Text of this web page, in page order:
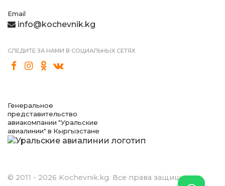
Email
info@kochevnik.kg
СЛЕДИТЕ ЗА НАМИ В СОЦИАЛЬНЫХ СЕТЯХ
Генеральное
представительство
авиакомпании "Уральские
авиалинии" в Кыргызстане
© 2011 - 2026 Kochevnik.kg. Все права защищены.